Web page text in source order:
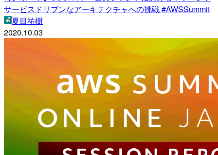
サービスドリブンなアーキテクチャへの挑戦 #AWSSummit
夏目祐樹
2020.10.03